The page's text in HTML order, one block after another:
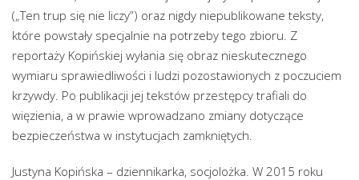
(„Ten trup się nie liczy”) oraz nigdy niepublikowane teksty,
które powstały specjalnie na potrzeby tego zbioru. Z
reportaży Kopińskiej wyłania się obraz nieskutecznego
wymiaru sprawiedliwości i ludzi pozostawionych z poczuciem
krzywdy. Po publikacji jej tekstów przestępcy trafiali do
więzienia, a w prawie wprowadzano zmiany dotyczące
bezpieczeństwa w instytucjach zamkniętych.
Justyna Kopińska – dziennikarka, socjolożka. W 2015 roku